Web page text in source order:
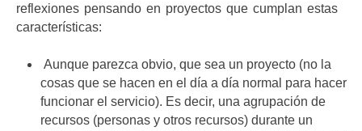
reflexiones pensando en proyectos que cumplan estas
características:
Aunque parezca obvio, que sea un proyecto (no la
cosas que se hacen en el día a día normal para hacer
funcionar el servicio). Es decir, una agrupación de
recursos (personas y otros recursos) durante un